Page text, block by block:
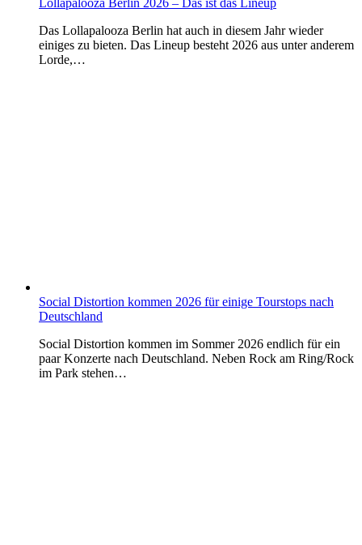
Lollapalooza Berlin 2026 – Das ist das Lineup
Das Lollapalooza Berlin hat auch in diesem Jahr wieder
einiges zu bieten. Das Lineup besteht 2026 aus unter anderem
Lorde,…
Social Distortion kommen 2026 für einige Tourstops nach
Deutschland
Social Distortion kommen im Sommer 2026 endlich für ein
paar Konzerte nach Deutschland. Neben Rock am Ring/Rock
im Park stehen…